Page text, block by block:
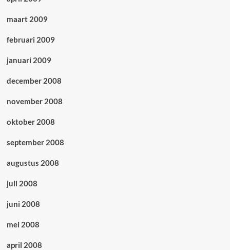
maart 2009
februari 2009
januari 2009
december 2008
november 2008
oktober 2008
september 2008
augustus 2008
juli 2008
juni 2008
mei 2008
april 2008